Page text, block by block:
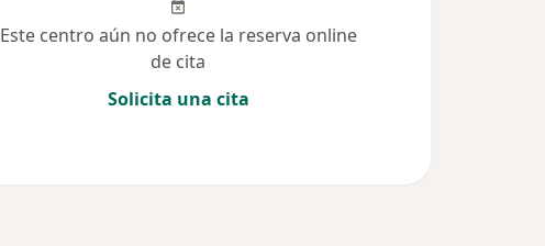
Este centro aún no ofrece la reserva online
de cita
Solicita una cita